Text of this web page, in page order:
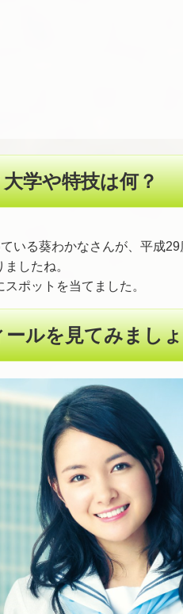
学や特技は何？
いる葵わかなさんが、平成
したね。
ポットを当てました。
ルを見てみまし